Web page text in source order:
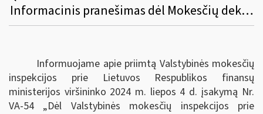
Informacinis pranešimas dėl Mokesčių deklaracijų pateikimo, jų pateikimo termino pratęsimo ir mokesčių mokėtojų laikino atleidimo nuo mokesčių deklaracijų ir (arba) kitų teisės aktuose nurodytų dokumentų pateikimo taisyklių pakeitimo
Informuojame apie priimtą Valstybinės mokesčių
inspekcijos prie Lietuvos Respublikos finansų
ministerijos viršininko 2024 m. liepos 4 d. įsakymą Nr.
VA-54 „Dėl Valstybinės mokesčių inspekcijos prie